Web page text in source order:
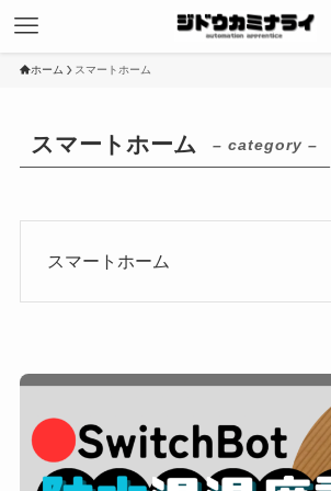
ホーム スマートホーム
スマートホーム – category –
スマートホーム